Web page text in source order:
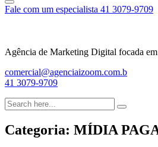
Fale com um especialista 41 3079-9709
Agência de Marketing Digital focada em
comercial@agenciaizoom.com.b
41 3079-9709
Categoria: MÍDIA